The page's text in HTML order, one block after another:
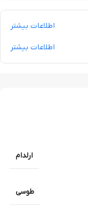
اطلاعات بیشتر
اطلاعات بیشتر
ارلدام
طوسی